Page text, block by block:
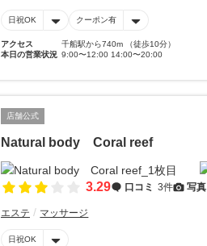
日祝OK クーポン有
アクセス
千船駅から740m （徒歩10分）
本日の営業状況 9:00〜12:00 14:00〜20:00
店舗公式
Natural body Coral reef
3.29 口コミ 3件 写真
エステ マッサージ
日祝OK